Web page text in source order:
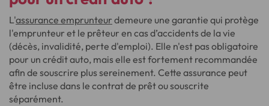
L'assurance emprunteur demeure une garantie qui protège
l'emprunteur et le prêteur en cas d’accidents de la vie
(décès, invalidité, perte d'emploi). Elle n'est pas obligatoire
pour un crédit auto, mais elle est fortement recommandée
afin de souscrire plus sereinement. Cette assurance peut
être incluse dans le contrat de prêt ou souscrite
séparément.